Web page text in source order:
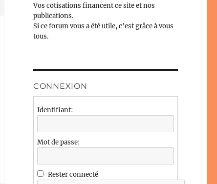
Vos cotisations financent ce site et nos
publications.
Si ce forum vous a été utile, c'est grâce à vous
tous.
CONNEXION
Identifiant:
Mot de passe:
Rester connecté